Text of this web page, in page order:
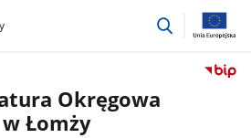
przejdź
Okręgowa
w Łomży